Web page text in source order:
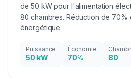
de 50 kW pour l'alimentation
80 chambres. Réduction de 70%
énergétique.
Puissance
50 kW
Économie
70% 80